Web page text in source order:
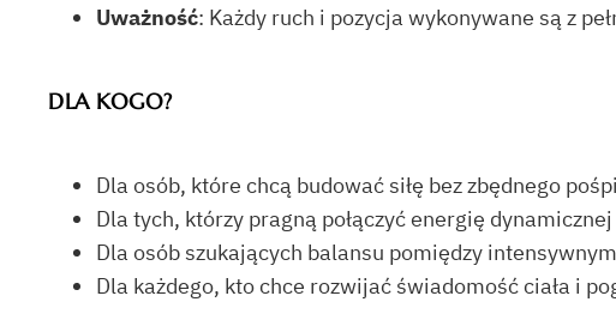
Uważność: Każdy ruch i pozycja wykonywane są z
DLA KOGO?
Dla osób, które chcą budować siłę bez zbędnego
Dla tych, którzy pragną połączyć energię
Dla osób szukających balansu pomiędzy
Dla każdego, kto chce rozwijać świadomość ciała i